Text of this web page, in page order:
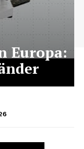
Europa: